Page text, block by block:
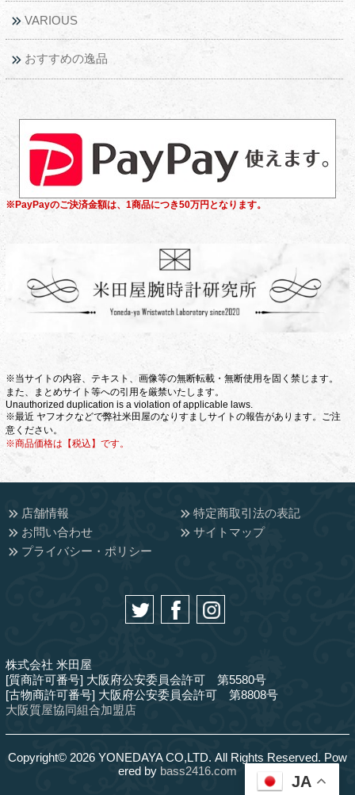
VARIOUS
おすすめの逸品
※PayPayのご決済金額は、1商品につき50万円となります。
※当サイトの内容、テキスト、画像等の無断転載・無断使用を固く禁じます。
また、まとめサイト等への引用を厳禁いたします。
Unauthorized duplication is a violation of applicable laws.
※最近 ヤフオクなどで弊社米田屋のなりすましサイトの報告があります。ご注
意ください。
※商品価格は【税込】です。
店舗情報
特定商取引法の表記
お問い合わせ
サイトマップ
プライバシー・ポリシー
株式会社 米田屋
[質商許可番号] 大阪府公安委員会許可 第5580号
[古物商許可番号] 大阪府公安委員会許可 第8808号
大阪質屋協同組合加盟店
Copyright© 2026 YONEDAYA CO,LTD. All Rights Reserved. Pow
ered by bass2416.com
JA